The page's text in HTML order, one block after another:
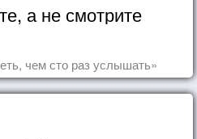
а не смотрите
чем сто раз услышать»